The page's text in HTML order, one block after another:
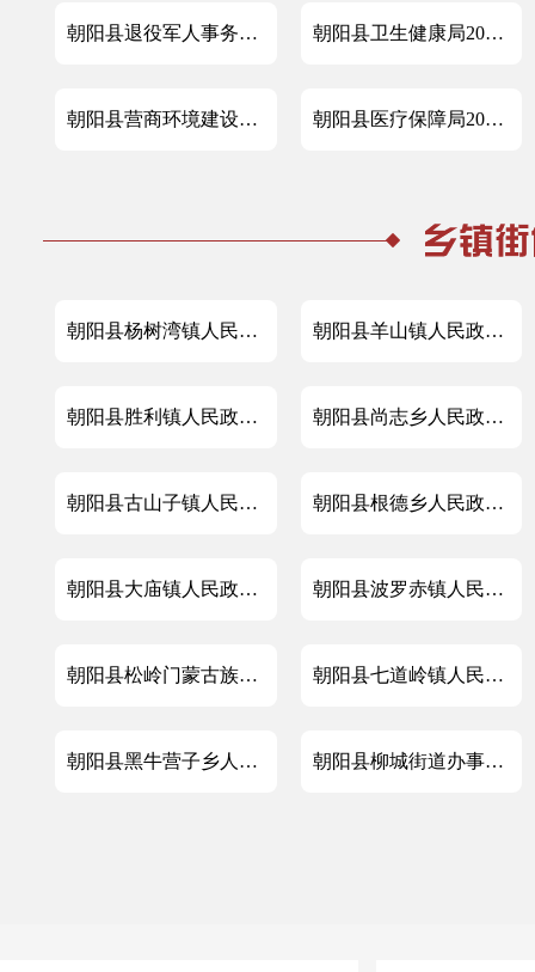
朝阳县退役军人事务局2023年政府信息公开工作年度报告 朝阳县卫生健康局2023年政府信息公开工作年度报告
朝阳县营商环境建设局2023年政府信息公开工作年度报告 朝阳县医疗保障局2023年政府信息公开工作年度报告
朝阳县杨树湾镇人民政府2023年政府信息公开工作年度报告 朝阳县羊山镇人民政府2023年政府信息公开工作年度报告
朝阳县胜利镇人民政府2023年政府信息公开工作年度报告 朝阳县尚志乡人民政府2023年政府信息公开工作年度报告
朝阳县古山子镇人民政府2023年政府信息公开工作年度报告 朝阳县根德乡人民政府2023年政府信息公开工作年度报告
朝阳县大庙镇人民政府2023年政府信息公开工作年度报告 朝阳县波罗赤镇人民政府2023年政府信息公开工作年度报告
朝阳县松岭门蒙古族乡人民政府2023年政府信息公开工作年度报告 朝阳县七道岭镇人民政府2023政府信息公开工作年度报告
朝阳县黑牛营子乡人民政府2023年政府信息公开工作年度报告 朝阳县柳城街道办事处2023年政府信息公开工作年度报告